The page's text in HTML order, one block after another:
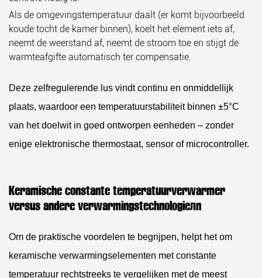
Als de omgevingstemperatuur daalt (er komt bijvoorbeeld
koude tocht de kamer binnen), koelt het element iets af,
neemt de weerstand af, neemt de stroom toe en stijgt de
warmteafgifte automatisch ter compensatie.
Deze zelfregulerende lus vindt continu en onmiddellijk
plaats, waardoor een temperatuurstabiliteit binnen ±5°C
van het doelwit in goed ontworpen eenheden – zonder
enige elektronische thermostaat, sensor of microcontroller.
Keramische constante temperatuurverwarmer
versus andere verwarmingstechnologieën
Om de praktische voordelen te begrijpen, helpt het om
keramische verwarmingselementen met constante
temperatuur rechtstreeks te vergelijken met de meest